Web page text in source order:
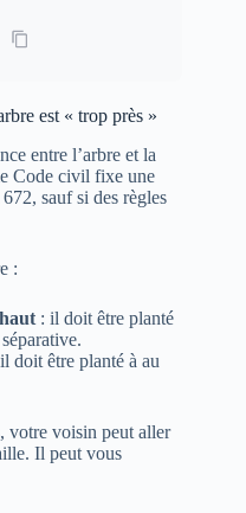
est « trop près »
entre l’arbre et la
Code civil fixe une
sauf si des règles
:
: il doit être planté
doit être planté à au
votre voisin peut aller
Il peut vous